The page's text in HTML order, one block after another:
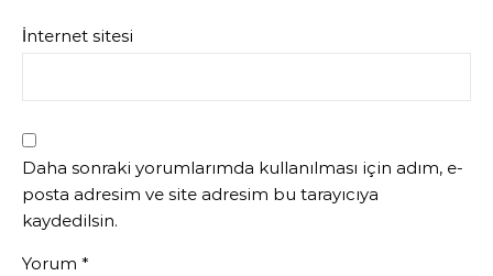
İnternet sitesi
Daha sonraki yorumlarımda kullanılması için adım, e-
posta adresim ve site adresim bu tarayıcıya
kaydedilsin.
Yorum *